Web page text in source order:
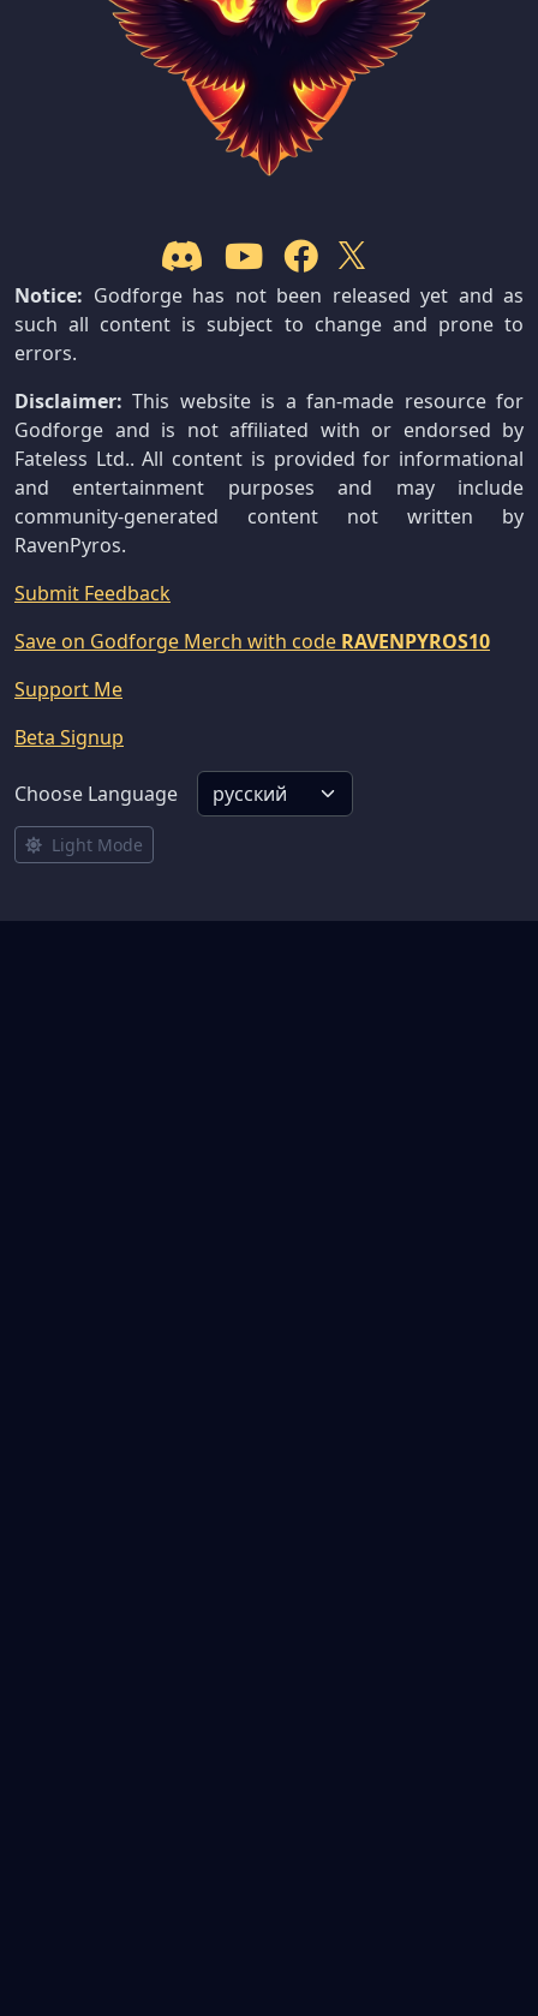
Notice: Godforge has not been released yet and as
such all content is subject to change and prone to
errors.
Disclaimer: This website is a fan-made resource for
Godforge and is not affiliated with or endorsed by
Fateless Ltd.. All content is provided for informational
and entertainment purposes and may include
community-generated content not written by
RavenPyros.
Submit Feedback
Save on Godforge Merch with code RAVENPYROS10
Support Me
Beta Signup
Choose Language
Light Mode